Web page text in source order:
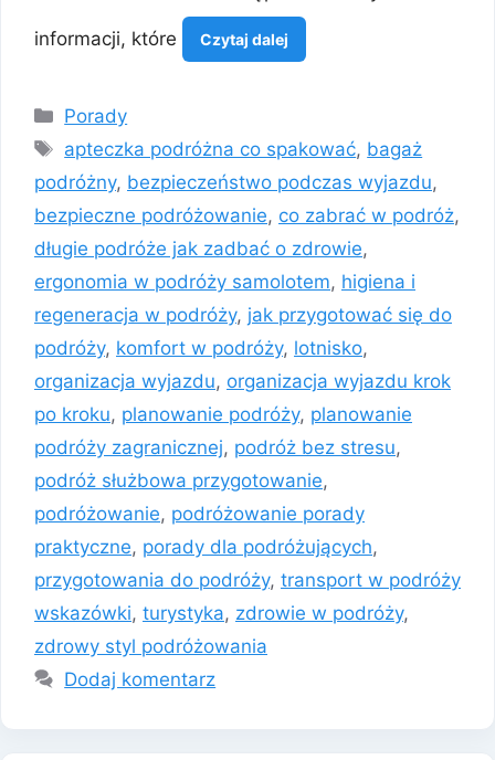
informacji, które Czytaj dalej
Kategorie
Porady
Tagi
apteczka podróżna co spakować, bagaż
podróżny, bezpieczeństwo podczas wyjazdu,
bezpieczne podróżowanie, co zabrać w podróż,
długie podróże jak zadbać o zdrowie,
ergonomia w podróży samolotem, higiena i
regeneracja w podróży, jak przygotować się do
podróży, komfort w podróży, lotnisko,
organizacja wyjazdu, organizacja wyjazdu krok
po kroku, planowanie podróży, planowanie
podróży zagranicznej, podróż bez stresu,
podróż służbowa przygotowanie,
podróżowanie, podróżowanie porady
praktyczne, porady dla podróżujących,
przygotowania do podróży, transport w podróży
wskazówki, turystyka, zdrowie w podróży,
zdrowy styl podróżowania
Dodaj komentarz